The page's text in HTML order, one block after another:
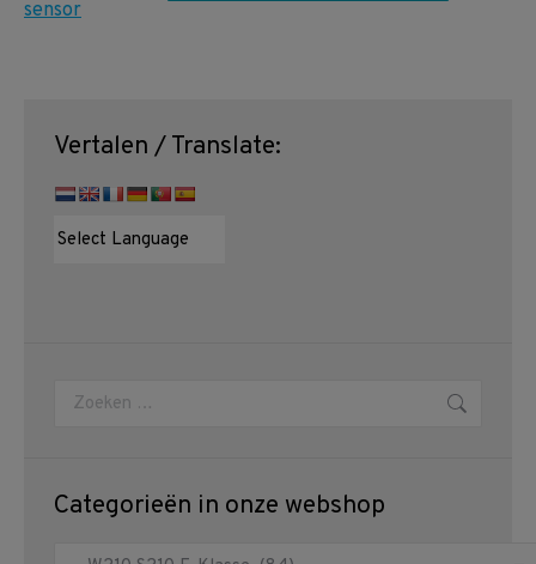
Vertalen / Translate:
Zoeken:
Categorieën in onze webshop